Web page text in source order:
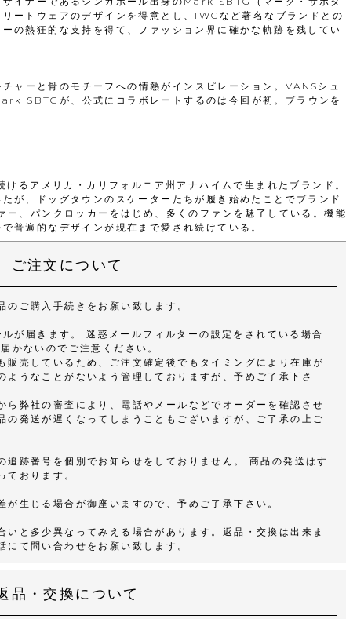
ートウェアのデザインを得意とし、IWCなど著名なブランドとの
の熱狂的な支持を得て、ファッション界に確かな軌跡を残してい
ャーと骨のモチーフへの情熱がインスピレーション。VANSシュ
SBTGが、公式にコラボレートするのは今回が初。ブラウンを
るアメリカ・カリフォルニア州アナハイムで生まれたブランド。
が、ドッグタウンのスケーターたちが履き始めたことでブランド
、パンクロッカーをはじめ、多くのファンを魅了している。機能
普遍的なデザインが現在まで愛され続けている。
ご注文について
ご購入手続きをお願い致します。
届きます。 迷惑メールフィルターの設定をされている場合
かないのでご注意ください。
販売しているため、ご注文確定後でもタイミングにより在庫が
ようなことがないよう管理しておりますが、予めご了承下さ
ら弊社の審査により、電話やメールなどでオーダーを確認させ
の発送が遅くなってしまうこともございますが、ご了承の上ご
追跡番号を個別でお知らせをしておりません。 商品の発送はす
ております。
生じる場合が御座いますので、予めご了承下さい。
いと多少異なってみえる場合があります。返品・交換は出来ま
て問い合わせをお願い致します。
品・交換について